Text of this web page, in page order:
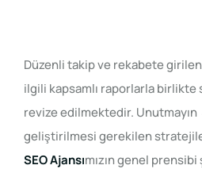
Düzenli takip ve rekabete
ilgili kapsamlı raporlarla
revize edilmektedir. Unutmayın
geliştirilmesi gerekilen
SEO Ajansımızın genel